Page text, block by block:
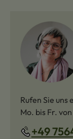
Rufen Sie uns
Mo. bis Fr. von
+49